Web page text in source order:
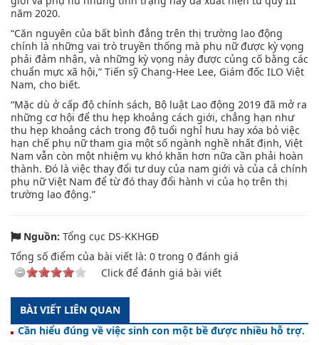
năm 2020.
“Căn nguyên của bất bình đẳng trên thị trường lao động
chính là những vai trò truyền thống mà phụ nữ được kỳ vọng
phải đảm nhận, và những kỳ vọng này được củng cố bằng các
chuẩn mực xã hội,” Tiến sỹ Chang-Hee Lee, Giám đốc ILO Việt
Nam, cho biết.
“Mặc dù ở cấp độ chính sách, Bộ luật Lao động 2019 đã mở ra
những cơ hội để thu hẹp khoảng cách giới, chẳng hạn như
thu hẹp khoảng cách trong độ tuổi nghỉ hưu hay xóa bỏ việc
hạn chế phụ nữ tham gia một số ngành nghề nhất định, Việt
Nam vẫn còn một nhiệm vụ khó khăn hơn nữa cần phải hoàn
thành. Đó là việc thay đổi tư duy của nam giới và của cả chính
phụ nữ Việt Nam để từ đó thay đổi hành vi của họ trên thị
trường lao động.”
Nguồn: Tổng cục DS-KKHGĐ
Tổng số điểm của bài viết là: 0 trong 0 đánh giá
Click để đánh giá bài viết
BÀI VIẾT LIÊN QUAN
Cần hiểu đúng về việc sinh con một bề được nhiều hỗ trợ.